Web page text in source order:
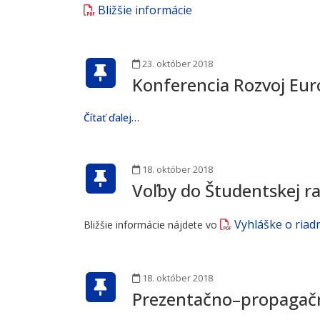
Bližšie informácie
23. október 2018
Konferencia Rozvoj
Čítať ďalej…
18. október 2018
Voľby do Študentskej
Bližšie informácie nájdete vo Vyhláške o
18. október 2018